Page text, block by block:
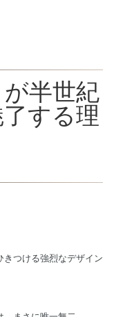
が半世紀
する理
きつける強烈なデザイン